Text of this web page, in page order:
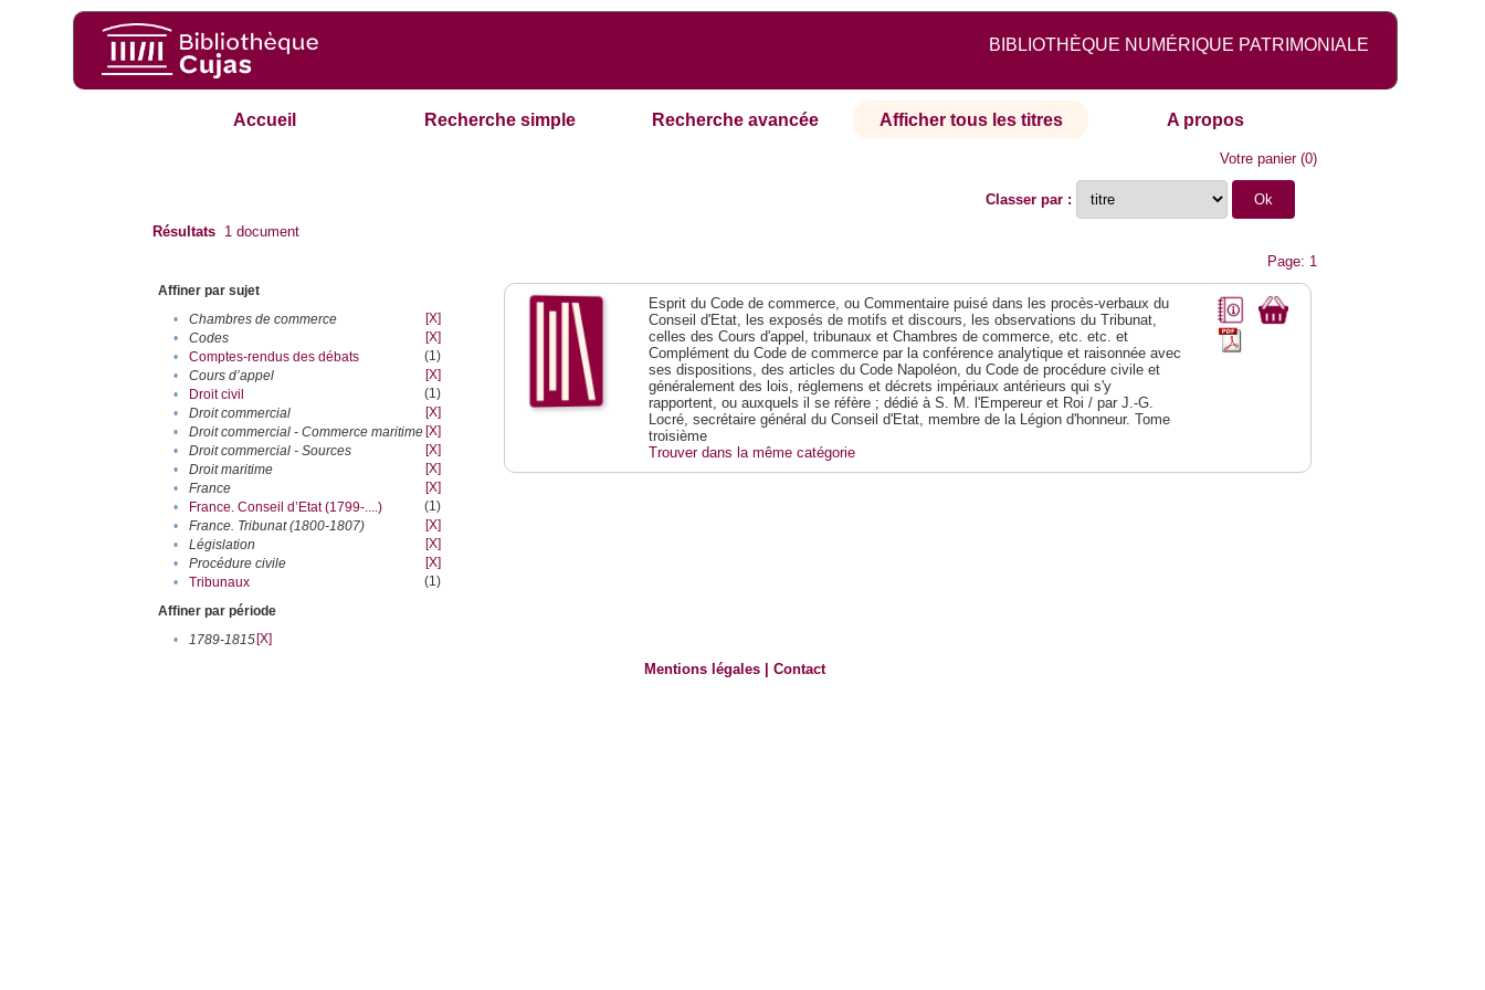
BIBLIOTHÈQUE NUMÉRIQUE PATRIMONIALE
Accueil Recherche simple Recherche avancée Afficher tous les titres A propos
Votre panier(0)
Classer par :
Résultats 1 document
Page: 1
Affiner par sujet
•
Chambres de commerce
[X]
•
Codes
[X]
•
Comptes-rendus des débats
(1)
•
Cours d’appel
[X]
•
Droit civil
(1)
•
Droit commercial
[X]
•
Droit commercial - Commerce maritime [X]
•
Droit commercial - Sources
[X]
•
Droit maritime
[X]
•
France
[X]
•
France. Conseil d’Etat (1799-....)
(1)
•
France. Tribunat (1800-1807)
[X]
•
Législation
[X]
•
Procédure civile
[X]
•
Tribunaux
(1)
Affiner par période
•
1789-1815[X]
Esprit du Code de commerce, ou Commentaire puisé dans les procès-verbaux du
Conseil d'Etat, les exposés de motifs et discours, les observations du Tribunat,
celles des Cours d'appel, tribunaux et Chambres de commerce, etc. etc. et
Complément du Code de commerce par la conférence analytique et raisonnée avec
ses dispositions, des articles du Code Napoléon, du Code de procédure civile et
généralement des lois, réglemens et décrets impériaux antérieurs qui s'y
rapportent, ou auxquels il se réfère ; dédié à S. M. l'Empereur et Roi / par J.-G.
Locré, secrétaire général du Conseil d'Etat, membre de la Légion d'honneur. Tome
troisième
Trouver dans la même catégorie
Mentions légales |Contact